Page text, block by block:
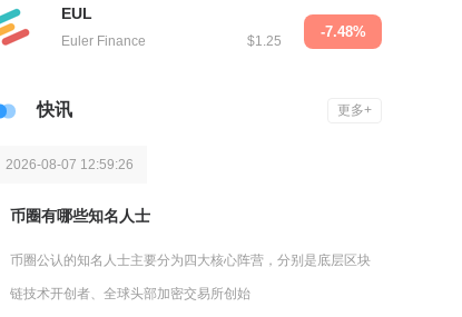
EUL
Euler Finance $1.25
-7.48%
快讯 更多+
2026-08-07 12:59:26
币圈有哪些知名人士
币圈公认的知名人士主要分为四大核心阵营，分别是底层区块
链技术开创者、全球头部加密交易所创始